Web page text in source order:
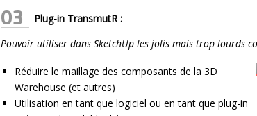
03
Plug-in TransmutR :
Pouvoir utiliser dans SketchUp les jolis mais trop lourds
Réduire le maillage des composants de la 3D
Warehouse (et autres)
Utilisation en tant que logiciel ou en tant que plug-in